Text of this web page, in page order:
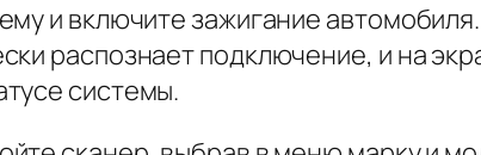
и включите зажигание
распознает подключение, и на
системы.